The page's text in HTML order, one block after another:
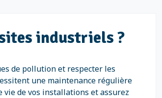
industriels ?
de pollution et respecter les
une maintenance régulière
de vos installations et assurez